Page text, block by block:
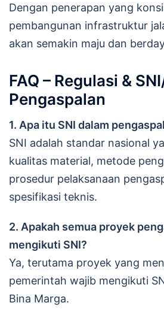
Dengan penerapan yang
pembangunan infrastruktur
akan semakin maju dan
FAQ – Regulasi &
Pengaspalan
1. Apa itu SNI dalam
SNI adalah standar nasional
kualitas material, metode
prosedur pelaksanaan
spesifikasi teknis.
2. Apakah semua proyek
mengikuti SNI?
Ya, terutama proyek yang
pemerintah wajib mengikuti
Bina Marga.